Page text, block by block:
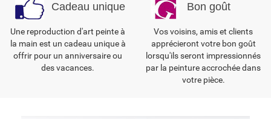
Cadeau unique
Une reproduction d'art peinte à
la main est un cadeau unique à
offrir pour un anniversaire ou
des vacances.
Bon goût
Vos voisins, amis et clients
apprécieront votre bon goût
lorsqu'ils seront impressionnés
par la peinture accrochée dans
votre pièce.